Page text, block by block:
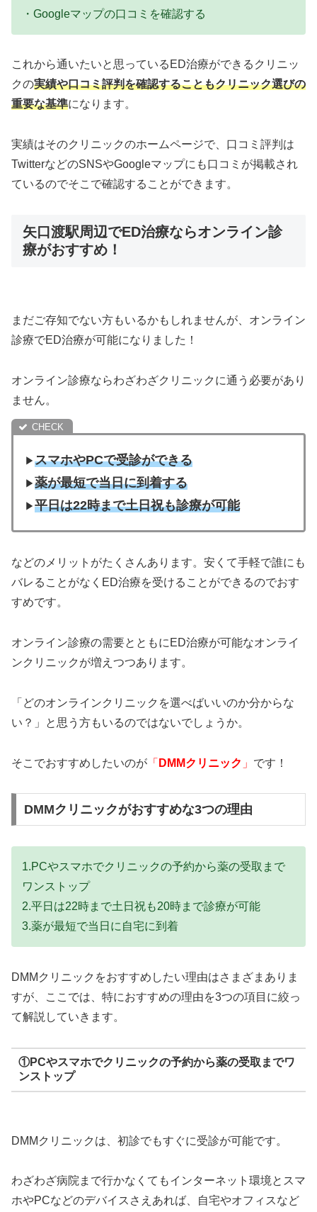
・Googleマップの口コミを確認する
これから通いたいと思っているED治療ができるクリニッ
クの実績や口コミ評判を確認することもクリニック選びの
重要な基準になります。
実績はそのクリニックのホームページで、口コミ評判は
TwitterなどのSNSやGoogleマップにも口コミが掲載され
ているのでそこで確認することができます。
矢口渡駅周辺でED治療ならオンライン診
療がおすすめ！
まだご存知でない方もいるかもしれませんが、オンライン
診療でED治療が可能になりました！
オンライン診療ならわざわざクリニックに通う必要があり
ません。
▶︎スマホやPCで受診ができる
▶︎薬が最短で当日に到着する
▶︎平日は22時まで土日祝も診療が可能
などのメリットがたくさんあります。安くて手軽で誰にも
バレることがなくED治療を受けることができるのでおす
すめです。
オンライン診療の需要とともにED治療が可能なオンライ
ンクリニックが増えつつあります。
「どのオンラインクリニックを選べばいいのか分からな
い？」と思う方もいるのではないでしょうか。
そこでおすすめしたいのが 「 DMMクリニック 」 です！
DMMクリニックがおすすめな3つの理由
1.PCやスマホでクリニックの予約から薬の受取まで
ワンストップ
2.平日は22時まで土日祝も20時まで診療が可能
3.薬が最短で当日に自宅に到着
DMMクリニックをおすすめしたい理由はさまざまありま
すが、ここでは、特におすすめの理由を3つの項目に絞っ
て解説していきます。
①PCやスマホでクリニックの予約から薬の受取までワ
ンストップ
DMMクリニックは、初診でもすぐに受診が可能です。
わざわざ病院まで行かなくてもインターネット環境とスマ
ホやPCなどのデバイスさえあれば、自宅やオフィスなど